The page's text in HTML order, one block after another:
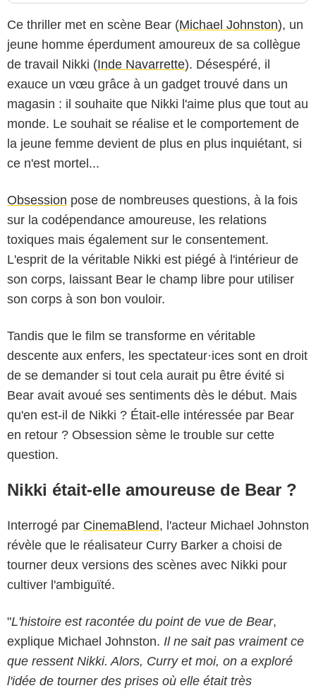
Ce thriller met en scène Bear (Michael Johnston), un
jeune homme éperdument amoureux de sa collègue
de travail Nikki (Inde Navarrette). Désespéré, il
exauce un vœu grâce à un gadget trouvé dans un
magasin : il souhaite que Nikki l'aime plus que tout au
monde. Le souhait se réalise et le comportement de
la jeune femme devient de plus en plus inquiétant, si
ce n'est mortel...
Obsession pose de nombreuses questions, à la fois
sur la codépendance amoureuse, les relations
toxiques mais également sur le consentement.
L'esprit de la véritable Nikki est piégé à l'intérieur de
son corps, laissant Bear le champ libre pour utiliser
son corps à son bon vouloir.
Tandis que le film se transforme en véritable
descente aux enfers, les spectateur·ices sont en droit
de se demander si tout cela aurait pu être évité si
Bear avait avoué ses sentiments dès le début. Mais
qu'en est-il de Nikki ? Était-elle intéressée par Bear
en retour ? Obsession sème le trouble sur cette
question.
Nikki était-elle amoureuse de Bear ?
Interrogé par CinemaBlend, l'acteur Michael Johnston
révèle que le réalisateur Curry Barker a choisi de
tourner deux versions des scènes avec Nikki pour
cultiver l'ambiguïté.
"L'histoire est racontée du point de vue de Bear,
explique Michael Johnston. Il ne sait pas vraiment ce
que ressent Nikki. Alors, Curry et moi, on a exploré
l'idée de tourner des prises où elle était très